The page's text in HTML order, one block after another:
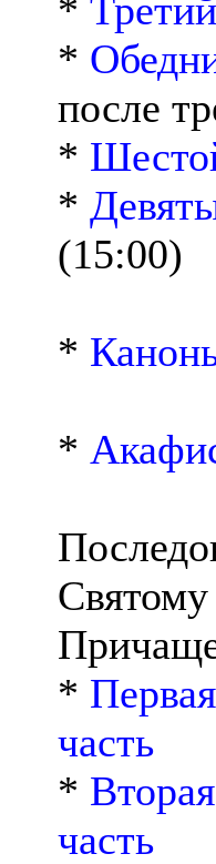
*
*
после
*
*
(15:00)
*
*
Святому
*
часть
*
часть